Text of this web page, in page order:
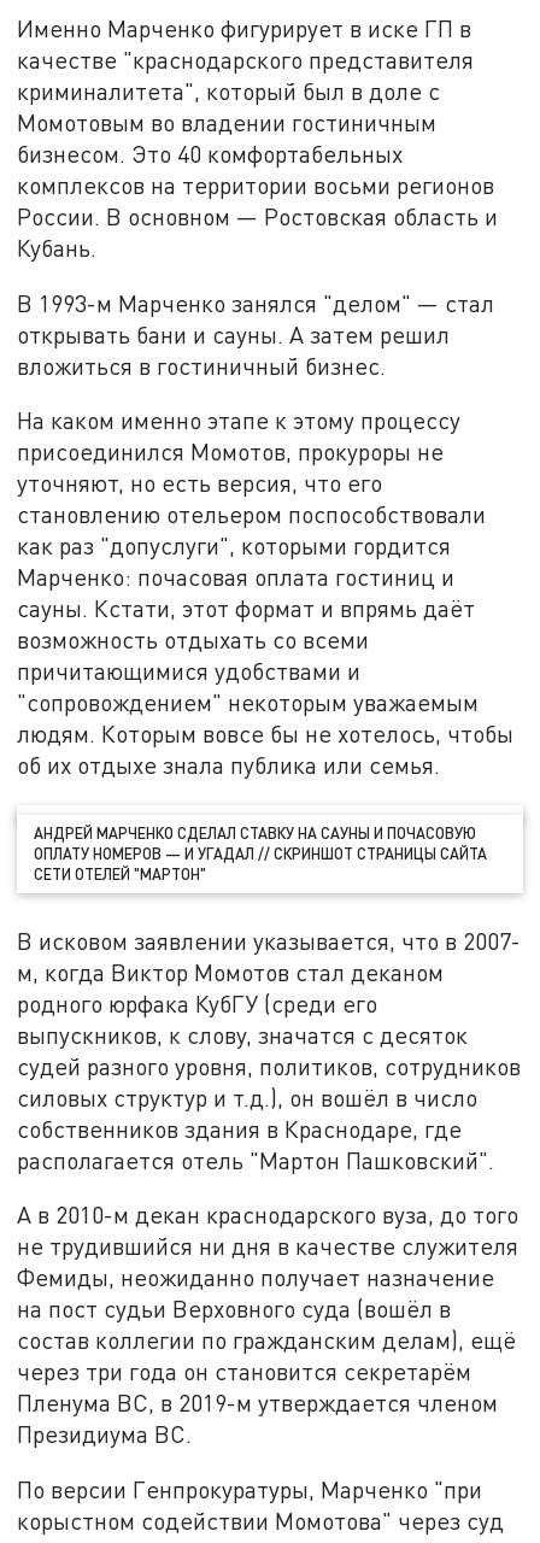
Именно Марченко фигурирует в иске ГП в
качестве "краснодарского представителя
криминалитета", который был в доле с
Момотовым во владении гостиничным
бизнесом. Это 40 комфортабельных
комплексов на территории восьми регионов
России. В основном — Ростовская область и
Кубань.
В 1993-м Марченко занялся "делом" — стал
открывать бани и сауны. А затем решил
вложиться в гостиничный бизнес.
На каком именно этапе к этому процессу
присоединился Момотов, прокуроры не
уточняют, но есть версия, что его
становлению отельером поспособствовали
как раз "допуслуги", которыми гордится
Марченко: почасовая оплата гостиниц и
сауны. Кстати, этот формат и впрямь даёт
возможность отдыхать со всеми
причитающимися удобствами и
"сопровождением" некоторым уважаемым
людям. Которым вовсе бы не хотелось, чтобы
об их отдыхе знала публика или семья.
АНДРЕЙ МАРЧЕНКО СДЕЛАЛ СТАВКУ НА САУНЫ И ПОЧАСОВУЮ
ОПЛАТУ НОМЕРОВ — И УГАДАЛ // СКРИНШОТ СТРАНИЦЫ САЙТА
СЕТИ ОТЕЛЕЙ "МАРТОН"
В исковом заявлении указывается, что в 2007-
м, когда Виктор Момотов стал деканом
родного юрфака КубГУ (среди его
выпускников, к слову, значатся с десяток
судей разного уровня, политиков, сотрудников
силовых структур и т.д.), он вошёл в число
собственников здания в Краснодаре, где
располагается отель "Мартон Пашковский".
А в 2010-м декан краснодарского вуза, до того
не трудившийся ни дня в качестве служителя
Фемиды, неожиданно получает назначение
на пост судьи Верховного суда (вошёл в
состав коллегии по гражданским делам), ещё
через три года он становится секретарём
Пленума ВС, в 2019-м утверждается членом
Президиума ВС.
По версии Генпрокуратуры, Марченко "при
корыстном содействии Момотова" через суд